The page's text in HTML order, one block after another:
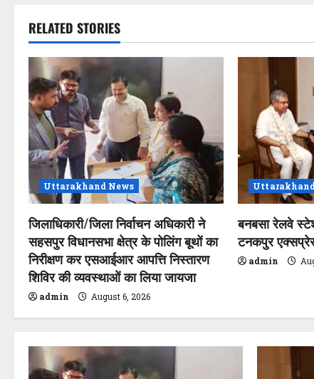
n
a
v
i
g
a
t
i
o
n
RELATED STORIES
Uttarakhand News
जिलाधिकारी/जिला निर्वाचन अधिकारी ने
सहसपुर विधानसभा क्षेत्र के पोलिंग बूथों का
निरीक्षण कर एसआईआर आपत्ति निस्तारण
शिविर की व्यवस्थाओं का लिया जायजा
admin August 6, 2026
बनबसा रेलवे
टनकपुर
admin